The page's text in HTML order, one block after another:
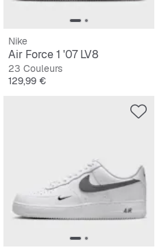
Nike
Air Force 1 '07 LV8
23 Couleurs
Prix
129,99 €